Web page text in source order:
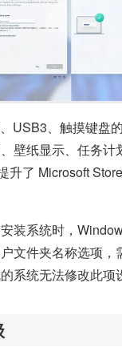
USB3、触摸键盘
壁纸显示、任务计
升了 Microsoft
装系统时，
文件夹名称选项，
系统无法修改此项